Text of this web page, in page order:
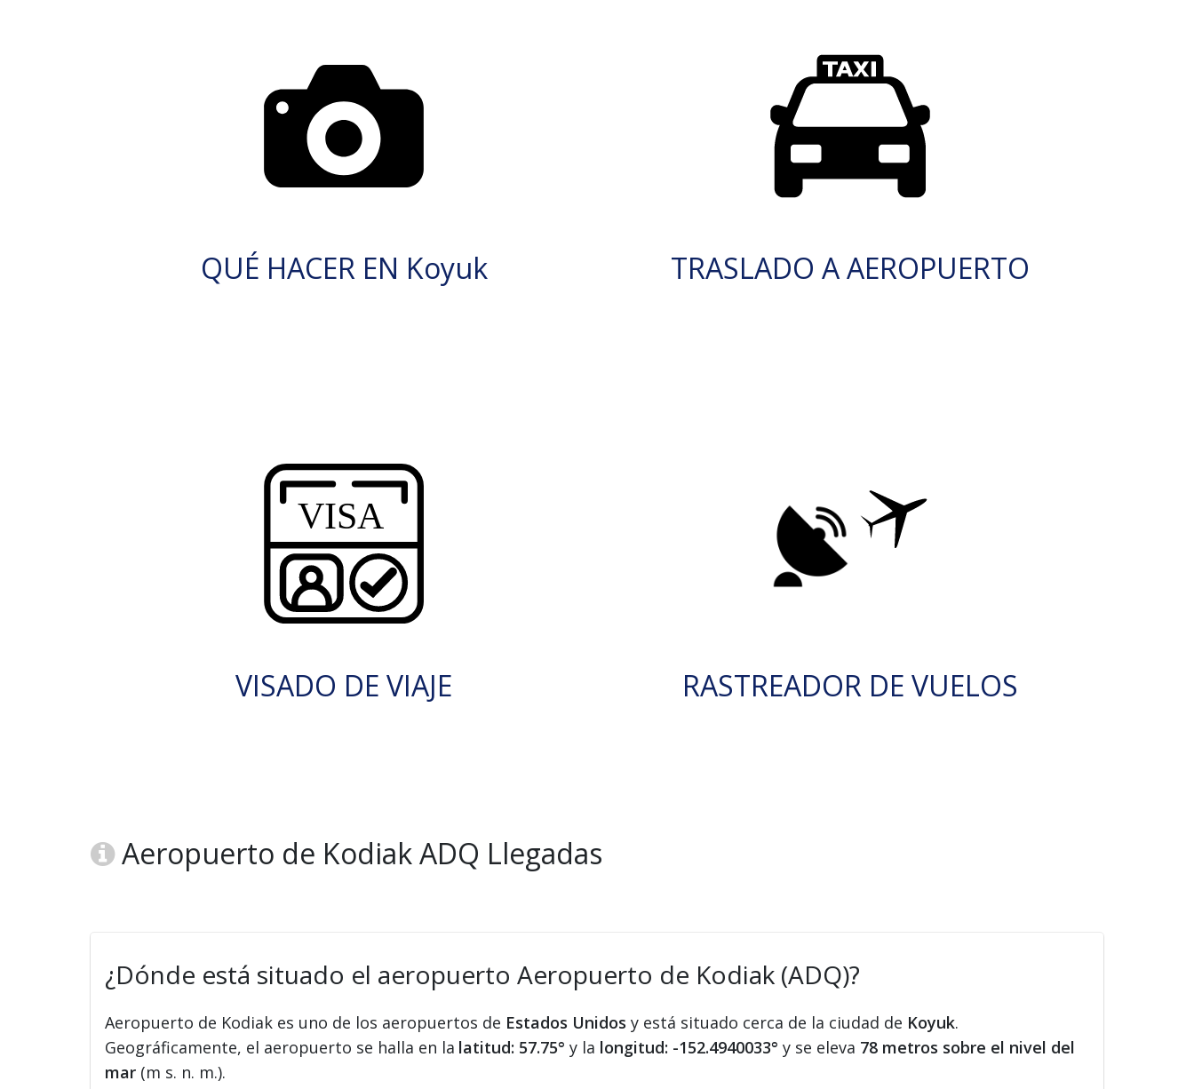
QUÉ HACER EN Koyuk TRASLADO A AEROPUERTO
VISADO DE VIAJE RASTREADOR DE VUELOS
Aeropuerto de Kodiak ADQ Llegadas
¿Dónde está situado el aeropuerto Aeropuerto de Kodiak (ADQ)?
Aeropuerto de Kodiak es uno de los aeropuertos de Estados Unidos y está situado cerca de la ciudad de Koyuk.
Geográficamente, el aeropuerto se halla en la latitud: 57.75° y la longitud: -152.4940033° y se eleva 78 metros sobre el nivel del
mar (m s. n. m.).